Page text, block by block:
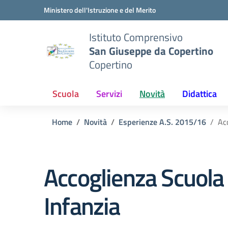
Vai ai contenuti
Vai al menu di navigazioneMinistero dell'Istruzione e del Merito
Istituto Comprensivo
San Giuseppe da Copertino
Copertino
Scuola Servizi Novità Didattica
Home Novità Esperienze A.S. 2015/16
Accoglienza
Infanzia